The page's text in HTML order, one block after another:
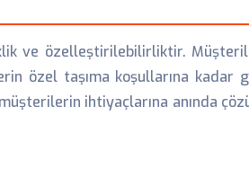
ve özelleştirilebilirliktir.
özel taşıma koşullarına kadar
ihtiyaçlarına anında